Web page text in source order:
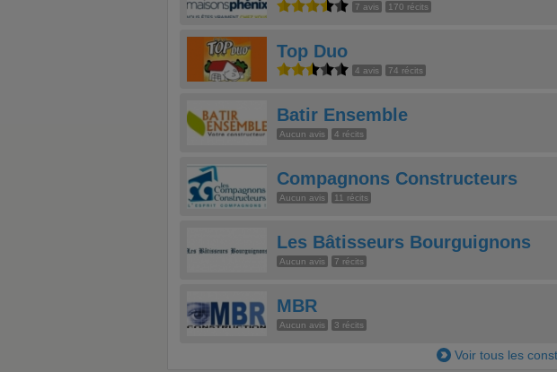
7 avis 170 récits
Top Duo
4 avis 74 récits
Batir Ensemble
Aucun avis 4 récits
Compagnons Constructeurs
Aucun avis 11 récits
Les Bâtisseurs Bourguignons
Aucun avis 7 récits
MBR
Aucun avis 3 récits
Voir tous les